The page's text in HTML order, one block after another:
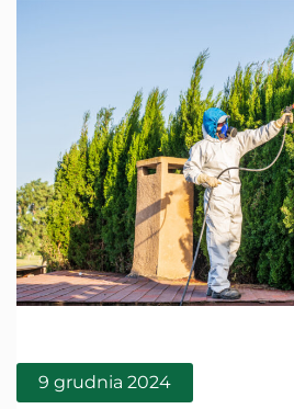
9 grudnia 2024